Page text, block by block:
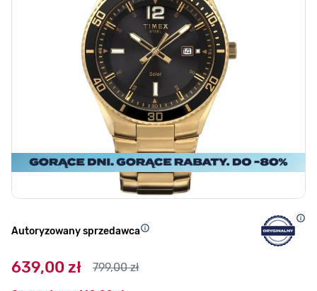
Autoryzowany sprzedawca
639,00 zł 799,00 zł